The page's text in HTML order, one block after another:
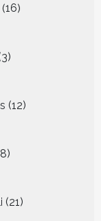
16
producten
3
producten
12
producten
producten
21
producten